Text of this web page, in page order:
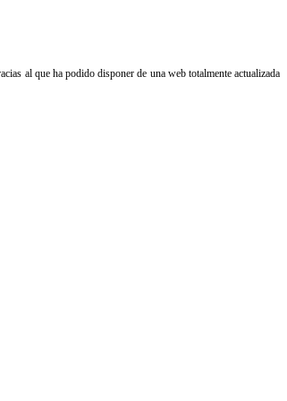
al que ha podido disponer de una web totalmente actualizada